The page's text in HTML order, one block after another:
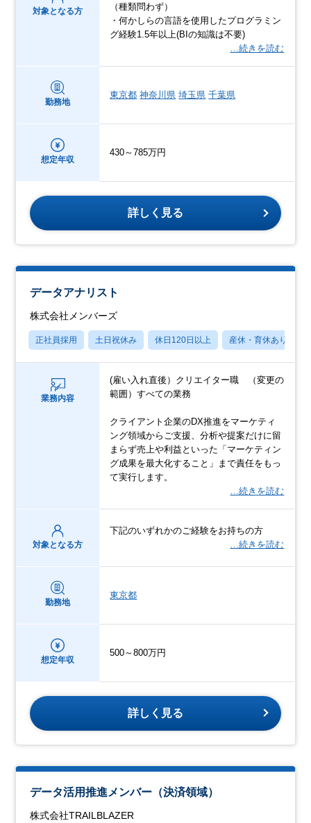
対象となる方
（種類問わず）
・何かしらの言語を使用したプログラミン
グ経験1.5年以上(BIの知識は不要)
…続きを読む
勤務地
東京都 神奈川県 埼玉県 千葉県
想定年収
430～785万円
詳しく見る
データアナリスト
株式会社メンバーズ
正社員採用 土日祝休み 休日120日以上 産休・育休あり
業務内容
(雇い入れ直後）クリエイター職 （変更の
範囲）すべての業務
クライアント企業のDX推進をマーケティ
ング領域からご支援、分析や提案だけに留
まらず売上や利益といった「マーケティン
グ成果を最大化すること」まで責任をもっ
て実行します。
…続きを読む
対象となる方
下記のいずれかのご経験をお持ちの方
…続きを読む
勤務地
東京都
想定年収
500～800万円
詳しく見る
データ活用推進メンバー（決済領域）
株式会社TRAILBLAZER